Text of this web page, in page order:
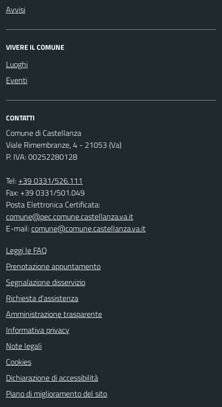
Avvisi
VIVERE IL COMUNE
Luoghi
Eventi
CONTATTI
Comune di Castellanza
Viale Rimembranze, 4 - 21053 (Va)
P. IVA: 00252280128
Tel: +39 0331/526.111
Fax: +39 0331/501.049
Posta Elettronica Certificata:
comune@pec.comune.castellanza.va.it
E-mail:comune@comune.castellanza.va.it
Leggi le FAQ
Prenotazione appuntamento
Segnalazione disservizio
Richiesta d'assistenza
Amministrazione trasparente
Informativa privacy
Note legali
Cookies
Dichiarazione di accessibilità
Piano di miglioramento del sito